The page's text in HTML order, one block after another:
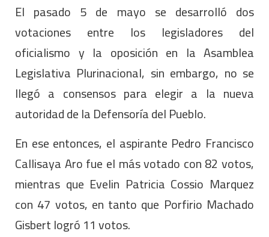
El pasado 5 de mayo se desarrolló dos
votaciones entre los legisladores del
oficialismo y la oposición en la Asamblea
Legislativa Plurinacional, sin embargo, no se
llegó a consensos para elegir a la nueva
autoridad de la Defensoría del Pueblo.
En ese entonces, el aspirante Pedro Francisco
Callisaya Aro fue el más votado con 82 votos,
mientras que Evelin Patricia Cossio Marquez
con 47 votos, en tanto que Porfirio Machado
Gisbert logró 11 votos.